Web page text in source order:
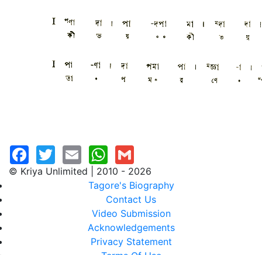
© Kriya Unlimited | 2010 - 2026
Tagore's Biography
Contact Us
Video Submission
Acknowledgements
Privacy Statement